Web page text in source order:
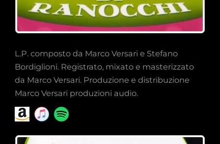
L.P. composto da Marco Versari e Stefano
Bordiglioni. Registrato, mixato e masterizzato
da Marco Versari. Produzione e distribuzione
Marco Versari produzioni audio.